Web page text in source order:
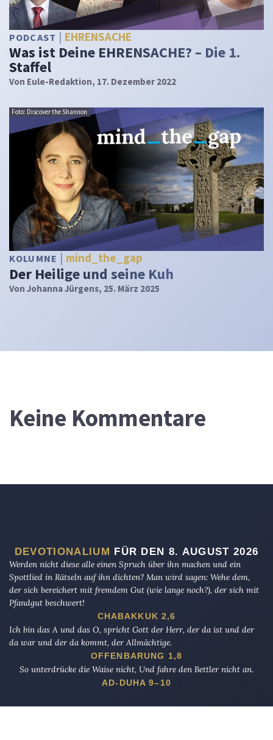
PODCAST EHRENSACHE
Was ist Deine EHRENSACHE? – Die 1.
Staffel
Von Eule-Redaktion, 17. Dezember 2022
Foto: Discover the Shannon
KOLUMNE mind_the_gap
Der Heilige und seine Kuh
Von Johanna Jürgens, 25. März 2025
Keine Kommentare
DEVOTIONALIUM FÜR DEN 8. AUGUST 2026
Werden nicht diese alle einen Spruch über ihn machen und ein
Spottlied in Rätseln auf ihn dichten? Man wird sagen: Wehe dem,
der sich bereichert mit fremdem Gut (wie lange noch?), der sich mit
Pfandgut beschwert!
CHABAKKUK 2,6
Ich bin das A und das O, spricht Gott der Herr, der da ist und der
da war und der da kommt, der Allmächtige.
OFFENBARUNG 1,8
So unterdrücke die Waise nicht, Und fahre den Bettler nicht an.
AD-DUHA 9–10